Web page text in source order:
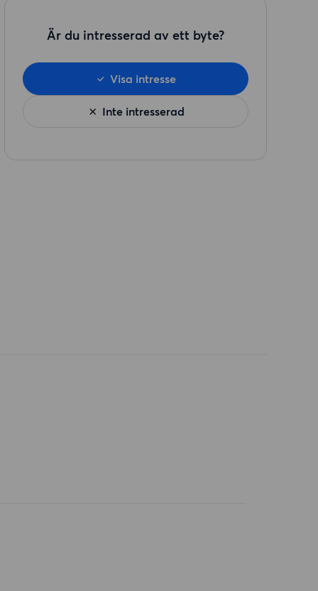
Är du intresserad av ett byte?
Inte intresserad
Visa intresse